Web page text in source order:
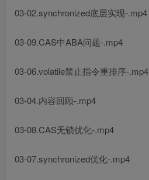
03-02.synchronized底层实现-.mp4
03-09.CAS中ABA问题-.mp4
03-06.volatile禁止指令重排序-.mp4
03-04.内容回顾-.mp4
03-08.CAS无锁优化-.mp4
03-07.synchronized优化-.mp4